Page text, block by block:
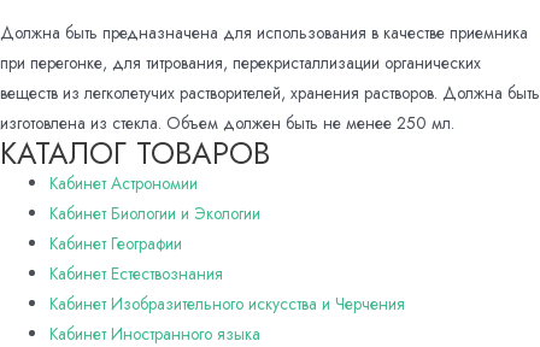
Должна быть предназначена для использования в качестве приемника
при перегонке, для титрования, перекристаллизации органических
веществ из легколетучих растворителей, хранения растворов. Должна быть
изготовлена из стекла. Объем должен быть не менее 250 мл.
КАТАЛОГ ТОВАРОВ
Кабинет Астрономии
Кабинет Биологии и Экологии
Кабинет Географии
Кабинет Естествознания
Кабинет Изобразительного искусства и Черчения
Кабинет Иностранного языка